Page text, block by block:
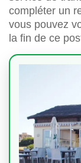
compléter un
vous pouvez
la fin de ce